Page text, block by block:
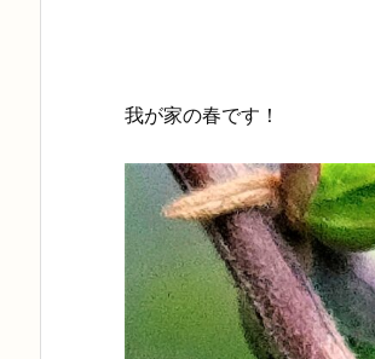
我が家の春です！